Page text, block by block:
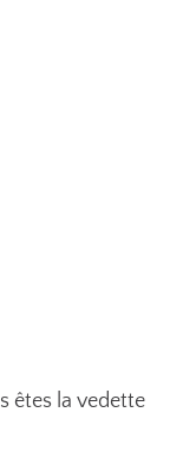
êtes la vedette